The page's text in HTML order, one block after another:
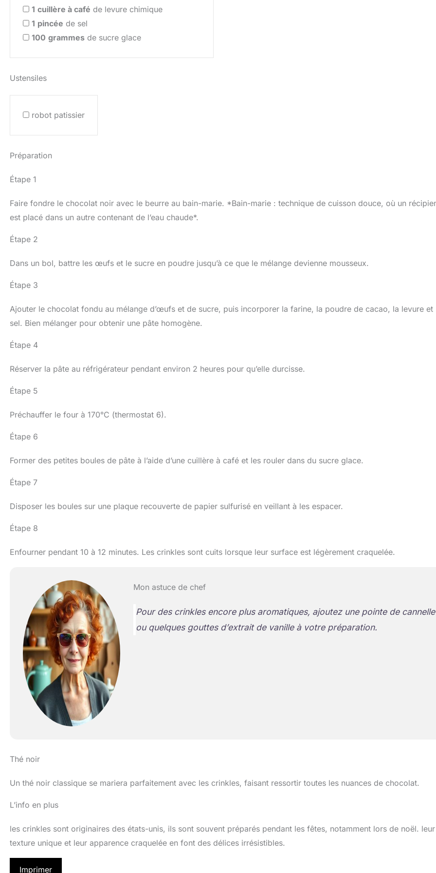
1 cuillère à café de levure chimique
1 pincée de sel
100 grammes de sucre glace
Ustensiles
robot patissier
Préparation
Étape 1
Faire fondre le chocolat noir avec le beurre au bain-marie. *Bain-marie : technique de cuisson douce, où un
est placé dans un autre contenant de l’eau chaude*.
Étape 2
Dans un bol, battre les œufs et le sucre en poudre jusqu’à ce que le mélange devienne mousseux.
Étape 3
Ajouter le chocolat fondu au mélange d’œufs et de sucre, puis incorporer la farine, la poudre de cacao, la levure et
sel. Bien mélanger pour obtenir une pâte homogène.
Étape 4
Réserver la pâte au réfrigérateur pendant environ 2 heures pour qu’elle durcisse.
Étape 5
Préchauffer le four à 170°C (thermostat 6).
Étape 6
Former des petites boules de pâte à l’aide d’une cuillère à café et les rouler dans du sucre glace.
Étape 7
Disposer les boules sur une plaque recouverte de papier sulfurisé en veillant à les espacer.
Étape 8
Enfourner pendant 10 à 12 minutes. Les crinkles sont cuits lorsque leur surface est légèrement craquelée.
Mon astuce de chef
Pour des crinkles encore plus aromatiques, ajoutez une pointe de cannelle
ou quelques gouttes d’extrait de vanille à votre préparation.
Thé noir
Un thé noir classique se mariera parfaitement avec les crinkles, faisant ressortir toutes les nuances de chocolat.
L’info en plus
les crinkles sont originaires des états-unis, ils sont souvent préparés pendant les fêtes, notamment lors de noël. leur
texture unique et leur apparence craquelée en font des délices irrésistibles.
Imprimer